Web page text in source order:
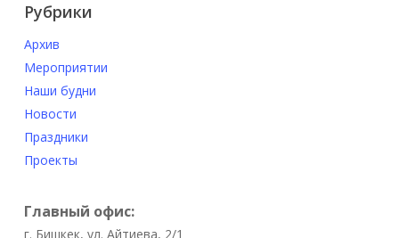
Рубрики
Архив
Мероприятии
Наши будни
Новости
Праздники
Проекты
Главный офис:
г. Бишкек, ул. Айтиева, 2/1